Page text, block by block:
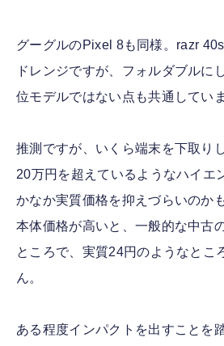
グーグルのPixel 8も同様。razr
ドレンジですが、フォルダブルに
位モデルではない点も共通していま
推測ですが、いくら端末を下取り
20万円を超えているようなハイエ
かなか実質価格を抑えづらいのか
本体価格が高いと、一般的な中古
ところで、実質24円のようなとこ
ん。
ある程度インパクトを出すことを